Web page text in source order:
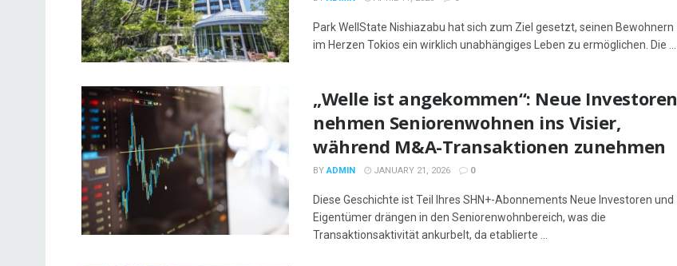
Park WellState Nishiazabu hat sich zum Ziel gesetzt, seinen Bewohnern
im Herzen Tokios ein wirklich unabhängiges Leben zu ermöglichen. Die ...
„Welle ist angekommen“: Neue Investoren
nehmen Seniorenwohnen ins Visier,
während M&A-Transaktionen zunehmen
BY ADMIN JANUARY 21, 2026 0
Diese Geschichte ist Teil Ihres SHN+-Abonnements Neue Investoren und
Eigentümer drängen in den Seniorenwohnbereich, was die
Transaktionsaktivität ankurbelt, da etablierte ...